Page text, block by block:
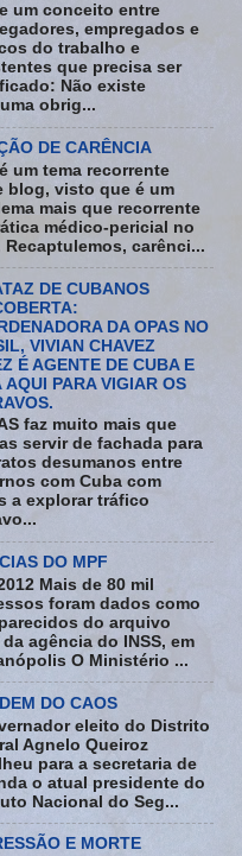
um conceito entre
empregados e
do trabalho e
que precisa ser
Não existe
obrig...
DE CARÊNCIA
um tema recorrente
blog, visto que é um
mais que recorrente
médico-pericial no
Recaptulemos, carênci...
DE CUBANOS
DA OPAS NO
VIVIAN CHAVEZ
É AGENTE DE CUBA E
AQUI PARA VIGIAR OS
faz muito mais que
servir de fachada para
desumanos entre
com Cuba com
a explorar tráfico
DO MPF
Mais de 80 mil
foram dados como
do arquivo
agência do INSS, em
O Ministério ...
DO CAOS
eleito do Distrito
Agnelo Queiroz
para a secretaria de
o atual presidente do
Nacional do Seg...
E MORTE